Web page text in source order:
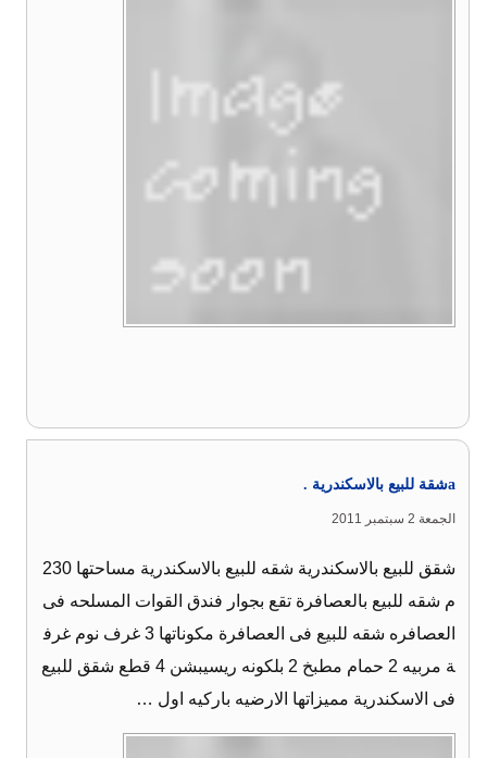
aشقة للبيع بالاسكندرية .
الجمعة 2 سبتمبر 2011
شقق للبيع بالاسكندرية شقه للبيع بالاسكندرية مساحتها 230
م شقه للبيع بالعصافرة تقع بجوار فندق القوات المسلحه فى
العصافره شقه للبيع فى العصافرة مكوناتها 3 غرف نوم غرف
ة مربيه 2 حمام مطبخ 2 بلكونه ريسيبشن 4 قطع شقق للبيع
فى الاسكندرية مميزاتها الارضيه باركيه اول …